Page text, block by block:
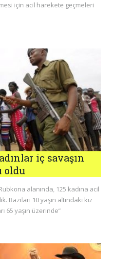
için acil harekete geçmeleri
iç savaşın
oldu
alanında, 125 kadına acil
Bazıları 10 yaşın altındaki kız
65 yaşın üzerinde”